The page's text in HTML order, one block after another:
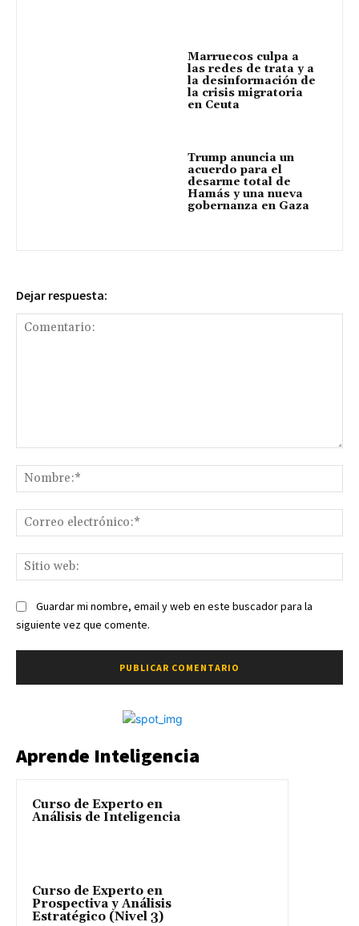
Marruecos culpa a
las redes de trata y a
la desinformación de
la crisis migratoria
en Ceuta
Trump anuncia un
acuerdo para el
desarme total de
Hamás y una nueva
gobernanza en Gaza
Dejar respuesta:
Guardar mi nombre, email y web en este buscador para la
siguiente vez que comente.
Aprende Inteligencia
Curso de Experto en
Análisis de Inteligencia
Curso de Experto en
Prospectiva y Análisis
Estratégico (Nivel 3)